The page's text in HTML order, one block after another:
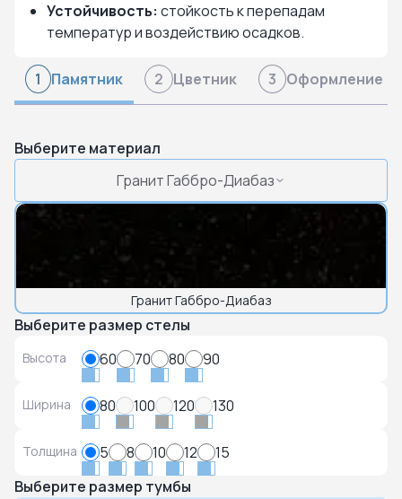
Устойчивость: стойкость к перепадам
температур и воздействию осадков.
1 Памятник 2 Цветник 3 Оформление
Выберите материал
Гранит Габбро-Диабаз
Гранит Габбро-Диабаз
Выберите размер стелы
Высота 60 70 80 90
Ширина 80 100 120 130
Толщина 5 8 10 12
15
Выберите размер тумбы